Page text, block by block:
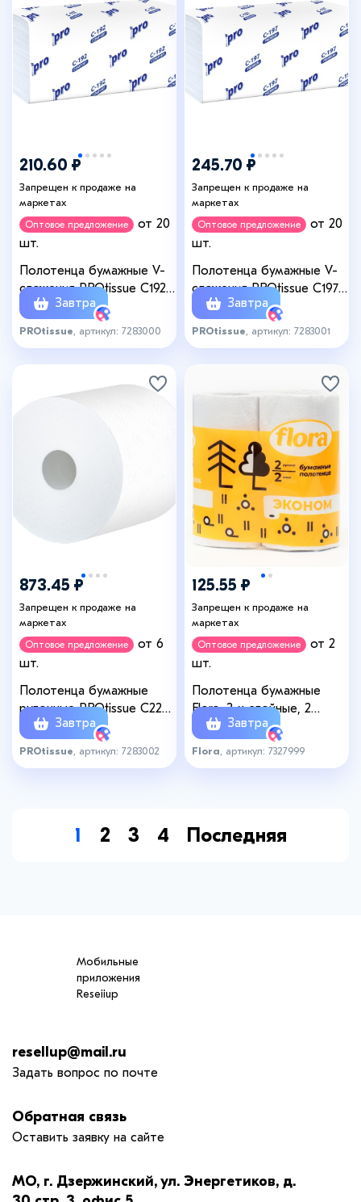
210.60 ₽
Запрещен к продаже на
маркетах
Оптовое предложение
от 20
шт.
Полотенца бумажные V-
сложения PROtissue C192,
1 слой, 250 листов
Завтра
PROtissue , артикул: 7283000
245.70 ₽
Запрещен к продаже на
маркетах
Оптовое предложение
от 20
шт.
Полотенца бумажные V-
сложения PROtissue С197,
2 слоя, 200 листов
Завтра
PROtissue , артикул: 7283001
873.45 ₽
Запрещен к продаже на
маркетах
Оптовое предложение
от 6
шт.
Полотенца бумажные
рулонные PROtissue С222,
150 м, 2-слойные, без
перфорации
Завтра
PROtissue , артикул: 7283002
125.55 ₽
Запрещен к продаже на
маркетах
Оптовое предложение
от 2
шт.
Полотенца бумажные
Flora, 2-х слойные, 2
рулонаЗавтра
Flora , артикул: 7327999
1 2 3 4 Последняя
Мобильные
приложения
Reseiiup
resellup@mail.ru
Задать вопрос по почте
Обратная связь
Оставить заявку на сайте
МО, г. Дзержинский, ул. Энергетиков, д.